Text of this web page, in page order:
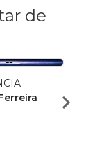
de
Vista